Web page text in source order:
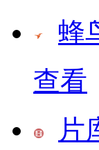
蜂
查看
片